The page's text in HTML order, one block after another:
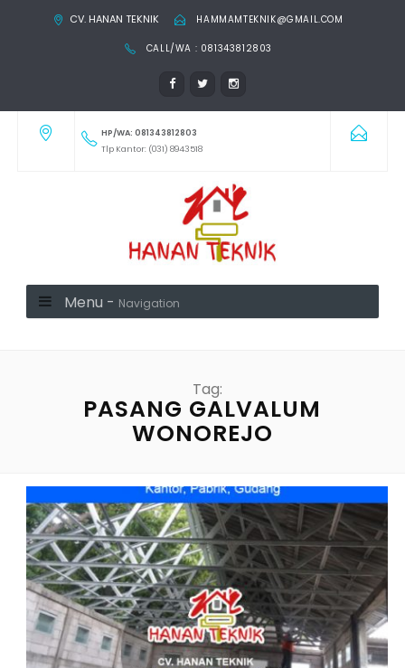
CV. HANAN TEKNIK HAMMAMTEKNIK@GMAIL.COM
CALL/WA : 081343812803
HP/WA: 081343812803
Tlp Kantor: (031) 8943518
Menu - Navigation
Tag:
PASANG GALVALUM
WONOREJO